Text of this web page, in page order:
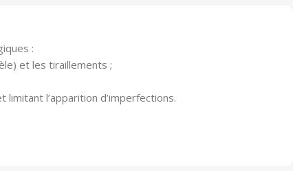
:
et les tiraillements ;
l’apparition d’imperfections.